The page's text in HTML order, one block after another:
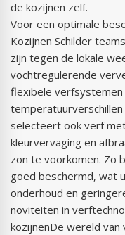
de kozijnen zelf.
Voor een optimale
Kozijnen Schilder
zijn tegen de lokale
vochtregulerende
flexibele
temperatuurverschillen
selecteert ook verf
kleurvervaging en
zon te voorkomen. Zo
goed beschermd, wat
onderhoud en
noviteiten in
kozijnenDe wereld van